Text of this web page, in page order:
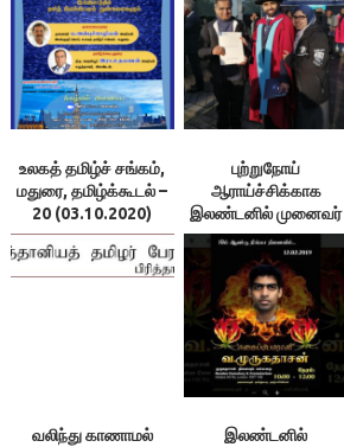
உலகத் தமிழ்ச் சங்கம்,
மதுரை, தமிழ்க்கூடல் –
20 (03.10.2020)
புற்றுநோய்
ஆராய்ச்சிக்காக
இலண்டனில் முனைவர்
பட்டம் பெற்ற
முதுகுளத்தூர் இளைஞர்
வலிந்து காணாமல்
இலண்டனில்